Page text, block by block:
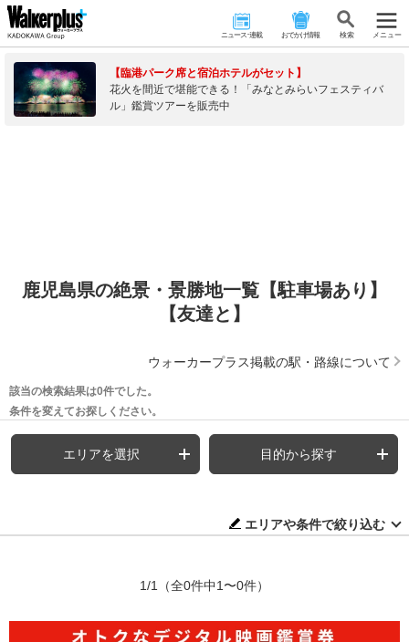
ニュース･連載 おでかけ情報 検 索 メニュー
【臨港パーク席と宿泊ホテルがセット】
花火を間近で堪能できる！「みなとみらいフェスティバ
ル」鑑賞ツアーを販売中
鹿児島県の絶景・景勝地一覧【駐車場あり】
【友達と】
ウォーカープラス掲載の駅・路線について
該当の検索結果は0件でした。
条件を変えてお探しください。
エリアを選択 目的から探す
エリアや条件で絞り込む
1/1 （全0件中1〜0件）